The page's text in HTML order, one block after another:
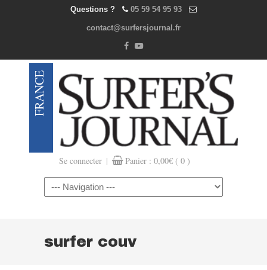
Questions ? 05 59 54 95 93
contact@surfersjournal.fr
Se connecter | Panier : 0,00€ ( 0 )
Navigation
surfer couv